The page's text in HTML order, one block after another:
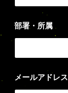
部署・所属
メールアドレス